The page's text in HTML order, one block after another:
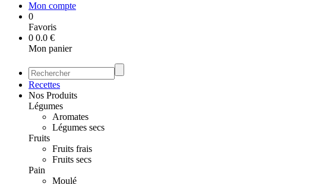
Mon compte
0
Favoris
0 0.0 €
Mon panier
Recettes
Nos Produits
Légumes
Aromates
Légumes secs
Fruits
Fruits frais
Fruits secs
Pain
Moulé